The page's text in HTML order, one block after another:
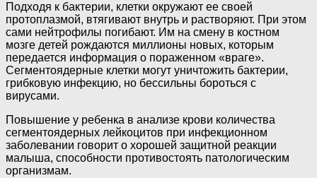
Подходя к бактерии, клетки окружают ее своей
протоплазмой, втягивают внутрь и растворяют. При этом
сами нейтрофилы погибают. Им на смену в костном
мозге детей рождаются миллионы новых, которым
передается информация о пораженном «враге».
Сегментоядерные клетки могут уничтожить бактерии,
грибковую инфекцию, но бессильны бороться с
вирусами.
Повышение у ребенка в анализе крови количества
сегментоядерных лейкоцитов при инфекционном
заболевании говорит о хорошей защитной реакции
малыша, способности противостоять патологическим
организмам.